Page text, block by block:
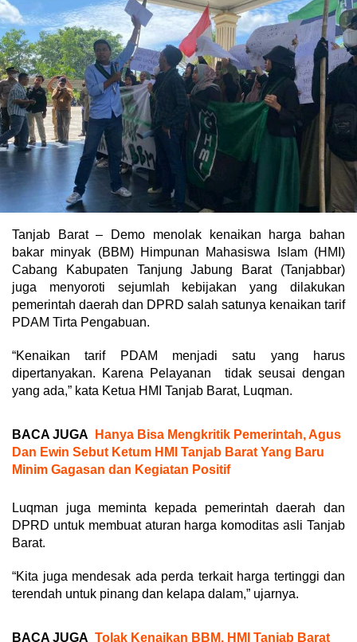
Tanjab Barat – Demo menolak kenaikan harga bahan
bakar minyak (BBM) Himpunan Mahasiswa Islam (HMI)
Cabang Kabupaten Tanjung Jabung Barat (Tanjabbar)
juga menyoroti sejumlah kebijakan yang dilakukan
pemerintah daerah dan DPRD salah satunya kenaikan tarif
PDAM Tirta Pengabuan.
“Kenaikan tarif PDAM menjadi satu yang harus
dipertanyakan. Karena Pelayanan tidak seusai dengan
yang ada,” kata Ketua HMI Tanjab Barat, Luqman.
BACA JUGA
Hanya Bisa Mengkritik Pemerintah, Agus
Dan Ewin Sebut Ketum HMI Tanjab Barat Yang Baru
Minim Gagasan dan Kegiatan Positif
Luqman juga meminta kepada pemerintah daerah dan
DPRD untuk membuat aturan harga komoditas asli Tanjab
Barat.
“Kita juga mendesak ada perda terkait harga tertinggi dan
terendah untuk pinang dan kelapa dalam,” ujarnya.
BACA JUGA Tolak Kenaikan BBM, HMI Tanjab Barat